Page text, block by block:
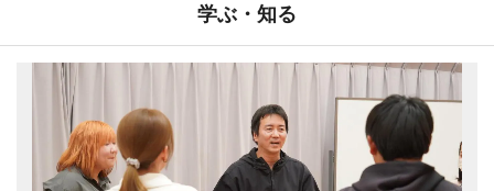
学ぶ・知る